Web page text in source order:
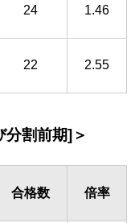
24 1.46
22 2.55
割前期]＞
合格数 倍率